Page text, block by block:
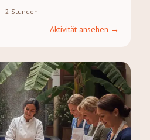
des Erg Chebbi auf einem
Stunden
Aktivität ansehen →